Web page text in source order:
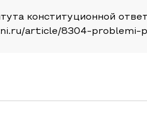
конституционной
article/8304-